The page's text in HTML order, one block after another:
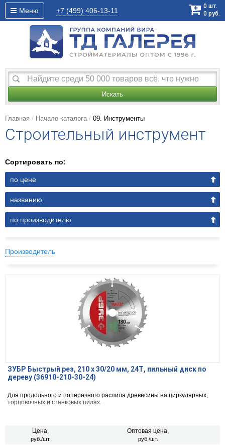
Меню +7 (499) 406-13-11
0 шт.
0 руб.
Искать
Главная Начало каталога 09. Инструменты
Строительный инструмент
Сортировать по:
по цене
названию
по производителю
Производитель
ЗУБР Быстрый рез, 210 x 30/20 мм, 24Т, пильный диск по
дереву (36910-210-30-24)
Для продольного и поперечного распила древесины на циркулярных,
торцовочных и станковых пилах.
Цена,
руб./шт.
Оптовая цена,
руб./шт.